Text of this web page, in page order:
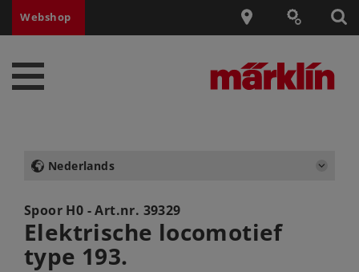
Webshop
Nederlands
Spoor H0 - Art.nr. 39329
Elektrische locomotief
type 193.